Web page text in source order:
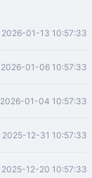
2026-01-13 10:57:33
2026-01-06 10:57:33
2026-01-04 10:57:33
2025-12-31 10:57:33
2025-12-20 10:57:33